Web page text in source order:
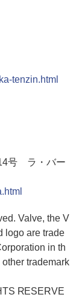
tenzin.html
号 ラ・バー
Valve, the V
logo are trade
in th
trademark
RESERVE